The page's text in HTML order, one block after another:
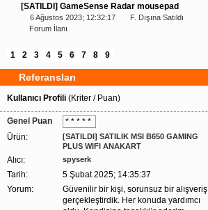
[SATILDI] GameSense Radar mousepad
6 Ağustos 2023; 12:32:17
F. Dışına Satıldı
Forum İlanı
1 2 3 4 5 6 7 8 9
Referansları
Kullanıcı Profili (Kriter / Puan)
Genel Puan
* * * * *
Ürün:
[SATILDI] SATILIK MSI B650 GAMING
PLUS WIFI ANAKART
Alıcı: spyserk
Tarih:
5 Şubat 2025; 14:35:37
Yorum:
Güvenilir bir kişi, sorunsuz bir alışveriş
gerçekleştirdik. Her konuda yardımcı